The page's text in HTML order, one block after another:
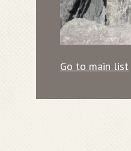
Go to main list